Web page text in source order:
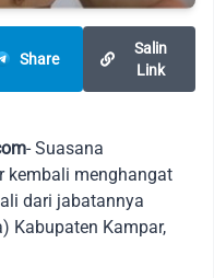
Share
Salin
Link
- Suasana
kembali menghangat
dari jabatannya
Kabupaten Kampar,